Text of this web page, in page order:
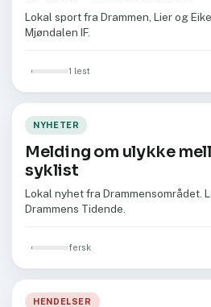
Lokal sport fra Drammen, Lier og
Mjøndalen IF.
1 lest
NYHETER
Melding om ulykke
syklist
Lokal nyhet fra Drammensområdet.
Drammens Tidende.
fersk
HENDELSER